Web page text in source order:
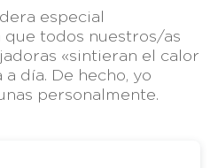
especial
todos nuestros/as
«sintieran el calor
día. De hecho, yo
personalmente.